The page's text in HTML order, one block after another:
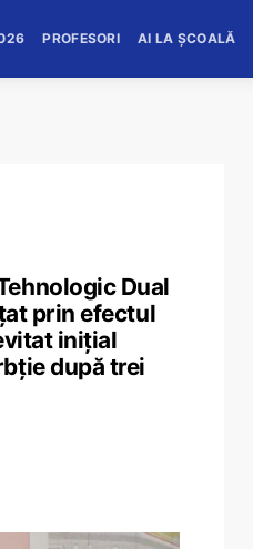
PROFESORI AI LA ȘCOALĂ
Dual
prin efectul
inițial
după trei